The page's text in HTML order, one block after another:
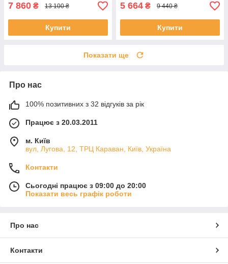
7 860 ₴ 13 100 ₴
Купити
5 664 ₴ 9 440 ₴
Купити
Показати ще
Про нас
100% позитивних з 32 відгуків за рік
Працює з 20.03.2011
м. Київ
вул, Лугова, 12, ТРЦ Караван, Київ, Україна
Контакти
Сьогодні працює з 09:00 до 20:00
Показати весь графік роботи
Про нас
Контакти